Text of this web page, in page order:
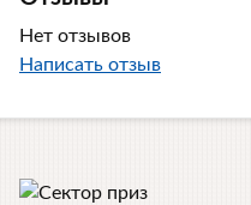
Нет отзывов
Написать отзыв